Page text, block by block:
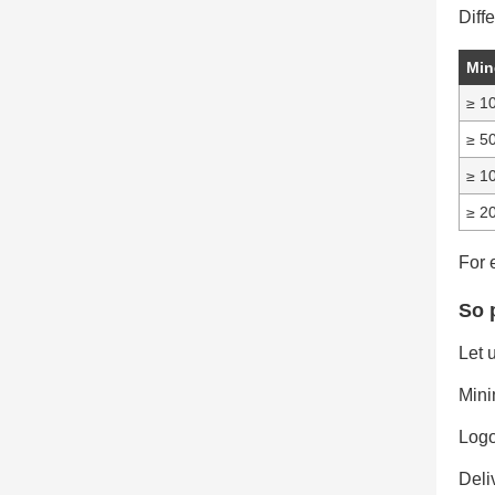
≥
≥
≥
≥
For
So
Let